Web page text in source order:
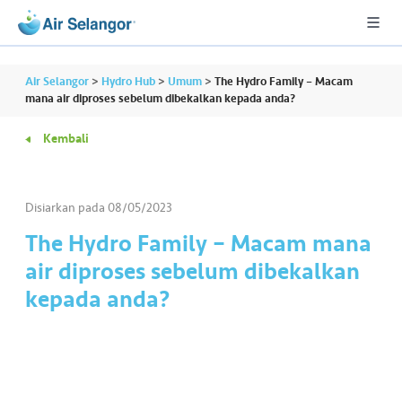
Air Selangor > Hydro Hub > Umum >The Hydro Family – Macam
mana air diproses sebelum dibekalkan kepada anda?
Kembali
Disiarkan pada08/05/2023
The Hydro Family – Macam mana
air diproses sebelum dibekalkan
kepada anda?
A
P
er
u
m
•••
•••